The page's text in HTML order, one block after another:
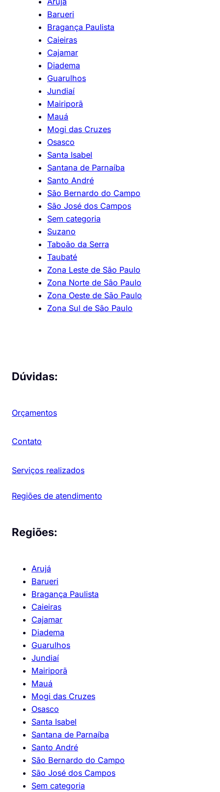
Barueri
Bragança Paulista
Caieiras
Cajamar
Diadema
Guarulhos
Jundiaí
Mairiporã
Mauá
Mogi das Cruzes
Osasco
Santa Isabel
Santana de Parnaíba
Santo André
São Bernardo do Campo
São José dos Campos
Sem categoria
Suzano
Taboão da Serra
Taubaté
Zona Leste de São Paulo
Zona Norte de São Paulo
Zona Oeste de São Paulo
Zona Sul de São Paulo
Dúvidas:
Orçamentos
Contato
Serviços realizados
Regiões de atendimento
Regiões:
Arujá
Barueri
Bragança Paulista
Caieiras
Cajamar
Diadema
Guarulhos
Jundiaí
Mairiporã
Mauá
Mogi das Cruzes
Osasco
Santa Isabel
Santana de Parnaíba
Santo André
São Bernardo do Campo
São José dos Campos
Sem categoria